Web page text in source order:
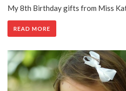
My 8th Birthday gifts from Miss
READ MORE